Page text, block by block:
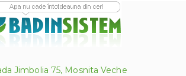
Jimbolia 75, Mosnita Veche